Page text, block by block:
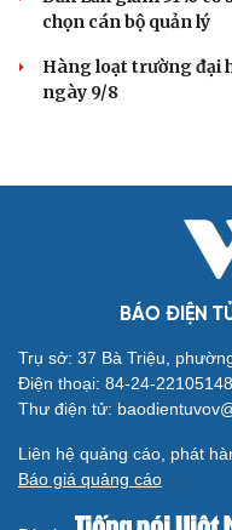
chọn cán bộ quản lý
Hàng loạt trường đại
ngày 9/8
BÁO ĐIỆN
Trụ sở: 37 Bà Triệu,
Điện thoại: 84-24-
Thư điện tử:
Liên hệ quảng cáo, phát
Báo giá quảng cáo